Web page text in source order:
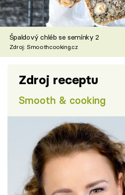
Špaldový chléb se semínky 2
Zdroj: Smoothcooking.cz
Zdroj receptu
Smooth & cooking